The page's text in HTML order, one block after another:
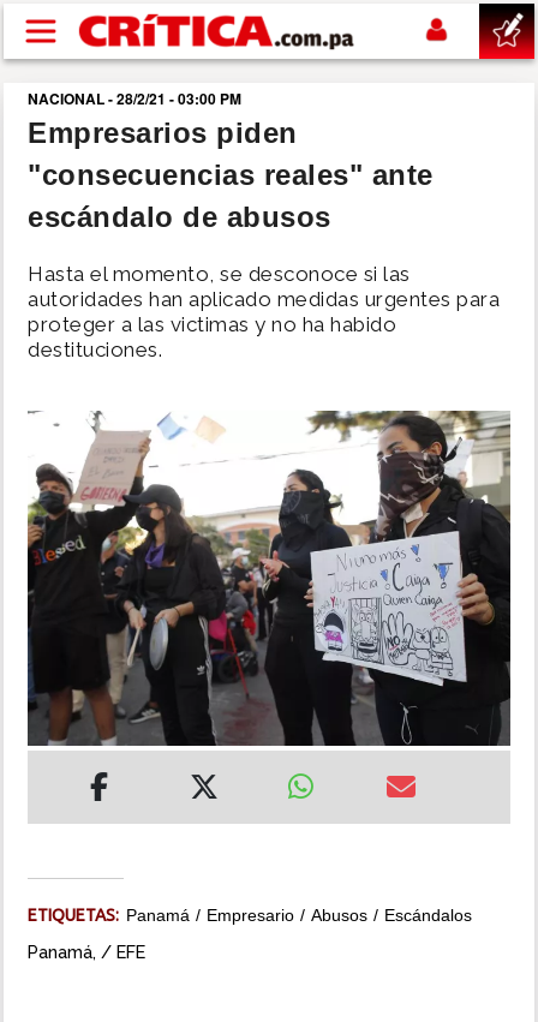
Pasar al contenido principal
buscar
SUCESOS
POLÍTICA
DEPORTES
MUNDO
INSÓLITAS
MULTIMEDIA
IMPRESO
NACIONAL - 28/2/21 - 03:00 PM
Empresarios piden
"consecuencias reales" ante
escándalo de abusos
Hasta el momento, se desconoce si las
autoridades han aplicado medidas urgentes para
proteger a las victimas y no ha habido
destituciones.
ETIQUETAS: Panamá Empresario Abusos Escándalos
Panamá, / EFE